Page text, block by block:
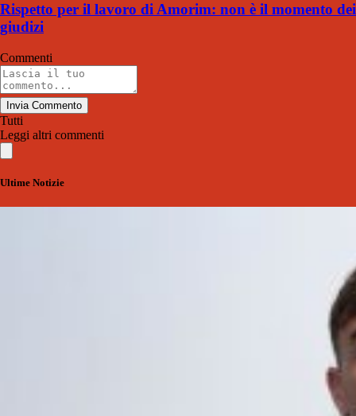
Rispetto per il lavoro di Amorim: non è il momento dei
giudizi
Commenti
Invia Commento
Tutti
Leggi altri commenti
Ultime Notizie